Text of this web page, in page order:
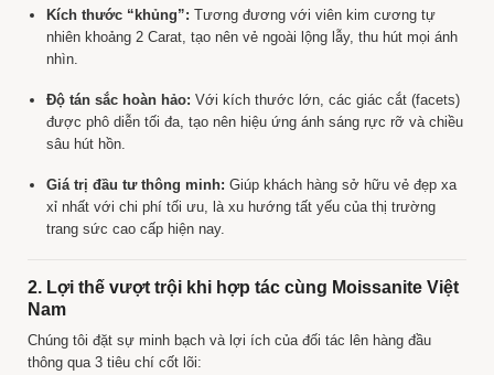
Kích thước “khủng”: Tương đương với viên kim cương tự
nhiên khoảng 2 Carat, tạo nên vẻ ngoài lộng lẫy, thu hút mọi ánh
nhìn.
Độ tán sắc hoàn hảo: Với kích thước lớn, các giác cắt (facets)
được phô diễn tối đa, tạo nên hiệu ứng ánh sáng rực rỡ và chiều
sâu hút hồn.
Giá trị đầu tư thông minh: Giúp khách hàng sở hữu vẻ đẹp xa
xỉ nhất với chi phí tối ưu, là xu hướng tất yếu của thị trường
trang sức cao cấp hiện nay.
2. Lợi thế vượt trội khi hợp tác cùng Moissanite Việt
Nam
Chúng tôi đặt sự minh bạch và lợi ích của đối tác lên hàng đầu
thông qua 3 tiêu chí cốt lõi: